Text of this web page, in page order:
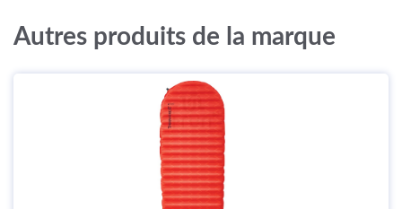
Autres produits de la marque